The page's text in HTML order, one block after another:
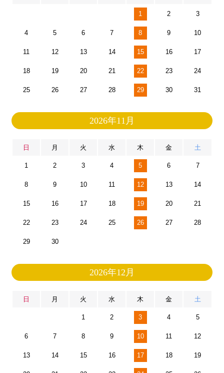
1 2 3
4 5 6 7 8 9 10
11 12 13 14 15 16 17
18 19 20 21 22 23 24
25 26 27 28 29 30 31
2026年11月
日 月 火 水 木 金 土
1 2 3 4 5 6 7
8 9 10 11 12 13 14
15 16 17 18 19 20 21
22 23 24 25 26 27 28
29 30
2026年12月
日 月 火 水 木 金 土
1 2 3 4 5
6 7 8 9 10 11 12
13 14 15 16 17 18 19